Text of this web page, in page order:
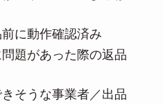
に動作確認済み
題があった際の返品
そうな事業者／出品